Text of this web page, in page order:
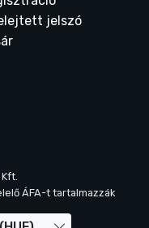
jelszó
ÁFA-t tartalmazzák